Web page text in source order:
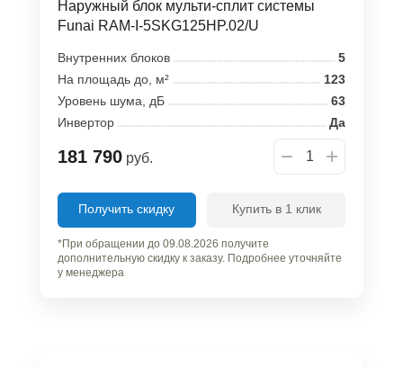
Наружный блок мульти-сплит системы
Funai RAM-I-5SKG125HP.02/U
Внутренних блоков
5
На площадь до, м²
123
Уровень шума, дБ
63
Инвертор
Да
181 790 руб.
Получить скидку Купить в 1 клик
*При обращении до 09.08.2026 получите
дополнительную скидку к заказу. Подробнее уточняйте
у менеджера